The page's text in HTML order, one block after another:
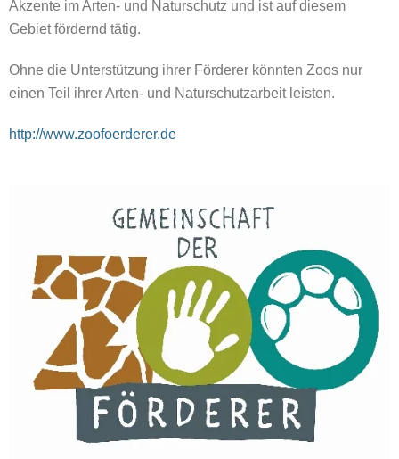
Akzente im Arten- und Naturschutz und ist auf diesem
Gebiet fördernd tätig.
Ohne die Unterstützung ihrer Förderer könnten Zoos nur
einen Teil ihrer Arten- und Naturschutzarbeit leisten.
http://www.zoofoerderer.de